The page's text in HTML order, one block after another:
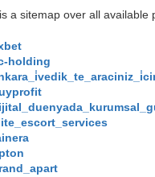
a sitemap over all available
holding